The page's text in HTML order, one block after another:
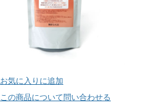
お気に入りに追加
この商品について問い合わせる